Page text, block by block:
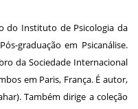
do Instituto de Psicologia da
graduação em Psicanálise.
da Sociedade Internacional
em Paris, França. É autor,
Também dirige a coleção